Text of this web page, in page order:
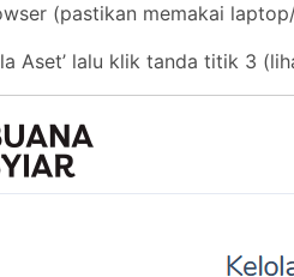
(pastikan memakai
Aset’ lalu klik tanda titik 3